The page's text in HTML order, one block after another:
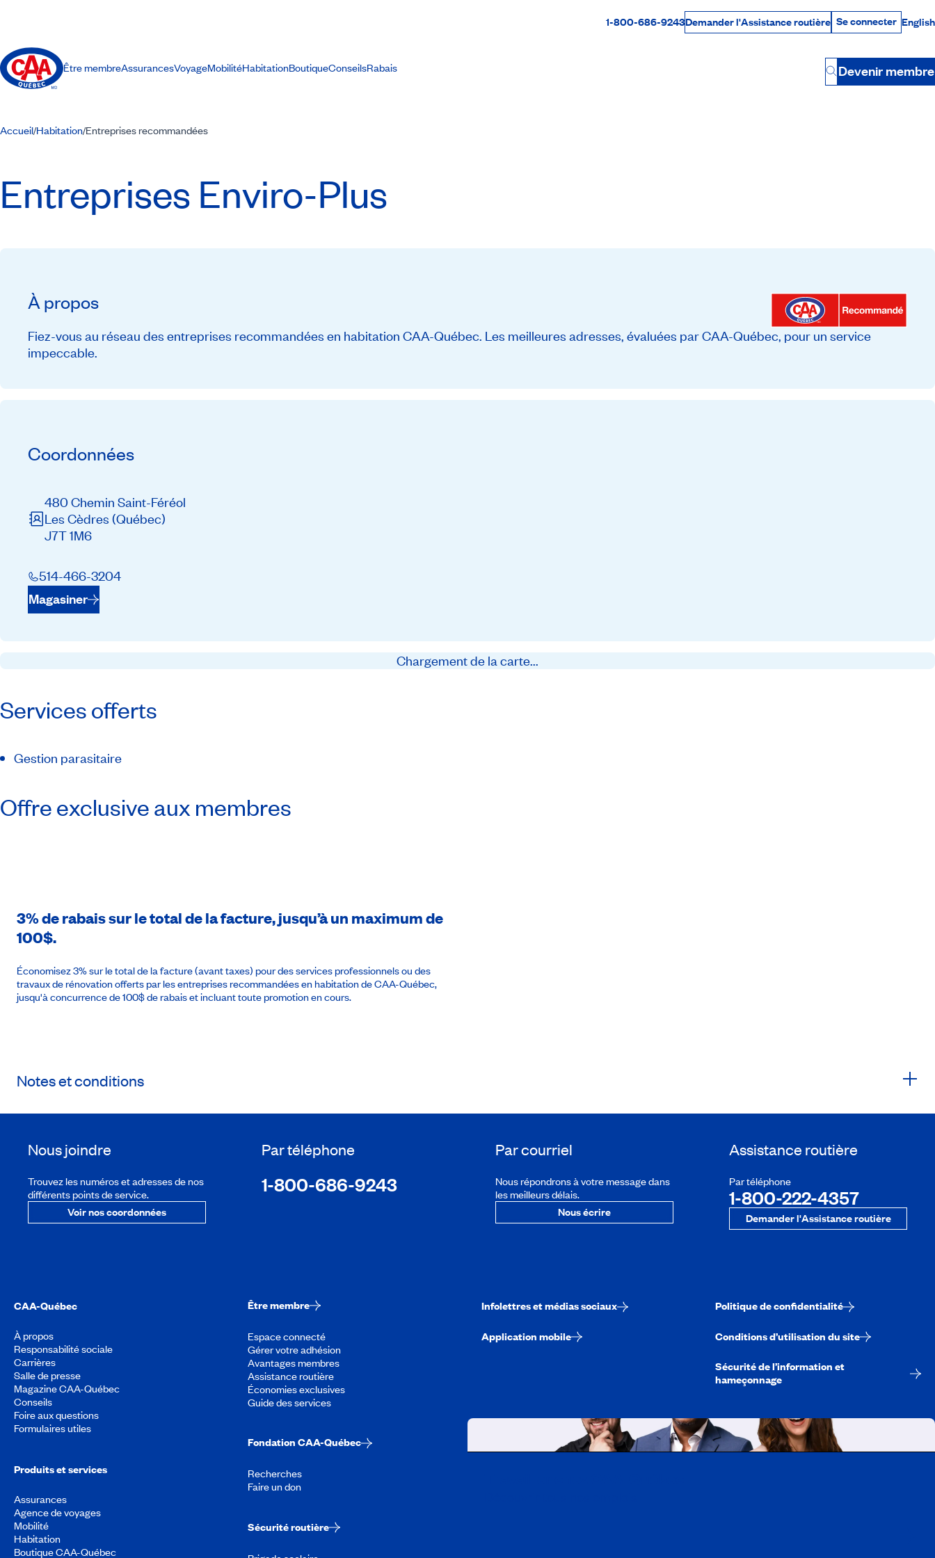
Par téléphone
1-800-686-9243Demander l'Assistance routière Se connecter
Se connecter English
Être membreAssurancesVoyageMobilitéHabitationBoutiqueConseilsRabais
Button
Devenir membre
Accueil/Habitation/Entreprises recommandées
Entreprises Enviro-Plus
Recommandé par CAA-Québec
À propos
Fiez-vous au réseau des entreprises recommandées en habitation CAA-Québec. Les meilleures adresses, évaluées par CAA-Québec, pour un service
impeccable.
Coordonnées
480 Chemin Saint-Féréol
Les Cèdres (Québec)
J7T 1M6
514-466-3204
Magasiner
Chargement de la carte...
Services offerts
Gestion parasitaire
Offre exclusive aux membres
3% de rabais sur le total de la facture, jusqu’à un maximum de
100$.
Économisez 3% sur le total de la facture (avant taxes) pour des services professionnels ou des
travaux de rénovation offerts par les entreprises recommandées en habitation de CAA-Québec,
jusqu'à concurrence de 100$ de rabais et incluant toute promotion en cours.
Notes et conditions
Nous joindre
Trouvez les numéros et adresses de nos
différents points de service.
Voir nos coordonnées
Par téléphone
1-800-686-9243
Par courriel
Nous répondrons à votre message dans
les meilleurs délais.
Nous écrire
Assistance routière
Par téléphone
1-800-222-4357
Demander l'Assistance routière
CAA-Québec
À propos
Responsabilité sociale
Carrières
Salle de presse
Magazine CAA-Québec
Conseils
Foire aux questions
Formulaires utiles
Produits et services
Assurances
Agence de voyages
Mobilité
Habitation
Boutique CAA-Québec
Être membre
Espace connecté
Gérer votre adhésion
Avantages membres
Assistance routière
Économies exclusives
Guide des services
Fondation CAA-Québec
Recherches
Faire un don
Sécurité routière
Infolettres et médias sociaux
Application mobile
Politique de confidentialité
Conditions d’utilisation du site
Sécurité de l’information et
hameçonnage